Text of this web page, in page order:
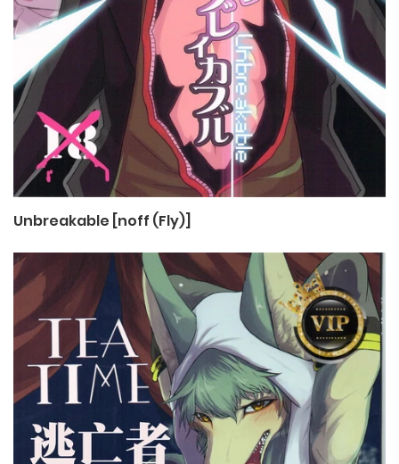
Unbreakable [noff (Fly)]